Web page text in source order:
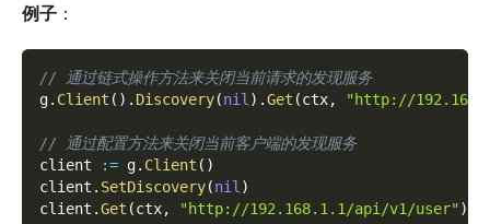
例子 ：
// 通过链式操作方法来关闭当前请求的发现服务
g. Client ( ) . Discovery(nil ) .Get (ctx, "http://
// 通过配置方法来关闭当前客户端的发现服务
client
:= g. Client ( )
client . SetDiscovery(nil )
client .Get (ctx, "http://192.168.1.1/api/v1/user")